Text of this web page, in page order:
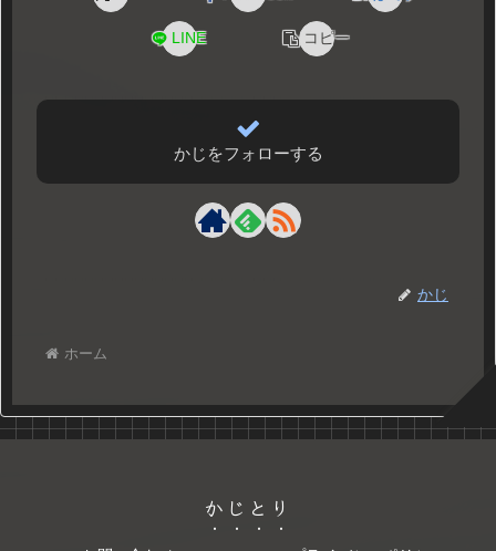
LINE コピー
かじをフォローする
かじ
ホーム
かじとり